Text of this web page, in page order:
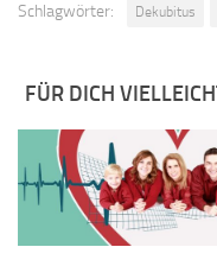
Schlagwörter: Dekubitus
FÜR DICH